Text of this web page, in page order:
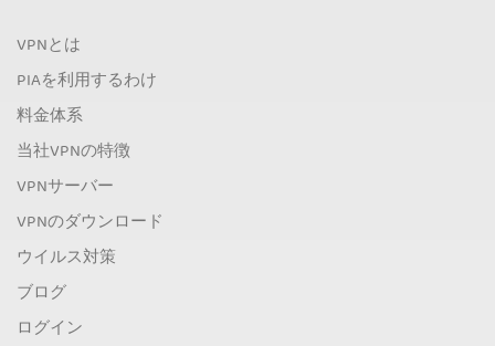
VPNとは
PIAを利用するわけ
料金体系
当社VPNの特徴
VPNサーバー
VPNのダウンロード
ウイルス対策
ブログ
ログイン